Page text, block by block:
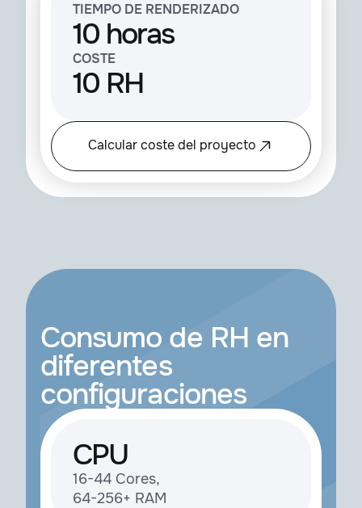
TIEMPO DE RENDERIZADO
10 horas
COSTE
10 RH
Calcular coste del proyecto
Consumo de RH en
diferentes
configuraciones
CPU
16-44 Cores,
64-256+ RAM